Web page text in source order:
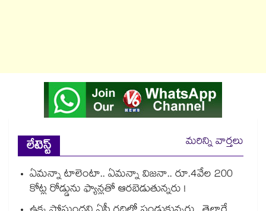
లేటెస్ట్
మరిన్ని వార్తలు
ఏమన్నా టాలెంటా.. ఏమన్నా విజనా.. రూ.4వేల 200
కోట్ల రోడ్డును ఫ్యాన్లతో ఆరబెడుతున్నరు !